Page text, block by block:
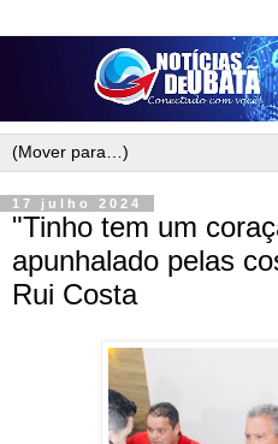
17 julho 2024
"Tinho tem um
apunhalado pelas
Rui Costa